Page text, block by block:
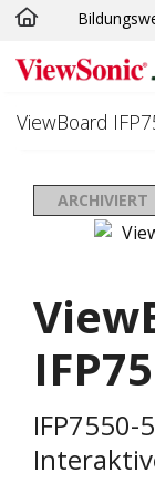
Skip to main
ViewBoard
ARCHIVIERT
IFP7550-